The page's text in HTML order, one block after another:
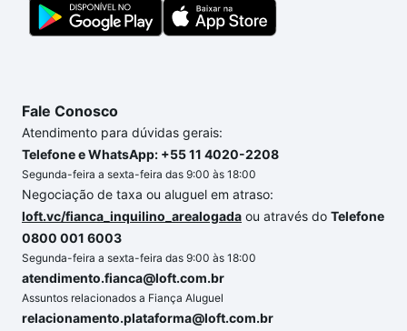
Fale Conosco
Atendimento para dúvidas gerais:
Telefone e WhatsApp: +55 11 4020-2208
Segunda-feira a sexta-feira das 9:00 às 18:00
Negociação de taxa ou aluguel em atraso:
loft.vc/fianca_inquilino_arealogada ou através do Telefone
0800 001 6003
Segunda-feira a sexta-feira das 9:00 às 18:00
atendimento.fianca@loft.com.br
Assuntos relacionados a Fiança Aluguel
relacionamento.plataforma@loft.com.br